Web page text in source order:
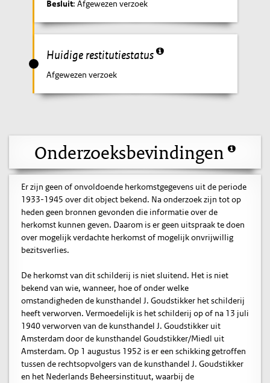
Besluit: Afgewezen verzoek
Huidige restitutiestatus
Afgewezen verzoek
Onderzoeksbevindingen
Er zijn geen of onvoldoende herkomstgegevens uit de periode
1933-1945 over dit object bekend. Na onderzoek zijn tot op
heden geen bronnen gevonden die informatie over de
herkomst kunnen geven. Daarom is er geen uitspraak te doen
over mogelijk verdachte herkomst of mogelijk onvrijwillig
bezitsverlies.
De herkomst van dit schilderij is niet sluitend. Het is niet
bekend van wie, wanneer, hoe of onder welke
omstandigheden de kunsthandel J. Goudstikker het schilderij
heeft verworven. Vermoedelijk is het schilderij op of na 13 juli
1940 verworven van de kunsthandel J. Goudstikker uit
Amsterdam door de kunsthandel Goudstikker/Miedl uit
Amsterdam. Op 1 augustus 1952 is er een schikking getroffen
tussen de rechtsopvolgers van de kunsthandel J. Goudstikker
en het Nederlands Beheersinstituut, waarbij de